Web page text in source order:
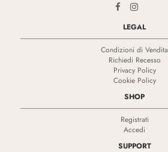
LEGAL
Condizioni di Vendita
Richiedi Recesso
Privacy Policy
Cookie Policy
SHOP
Registrati
Accedi
SUPPORT